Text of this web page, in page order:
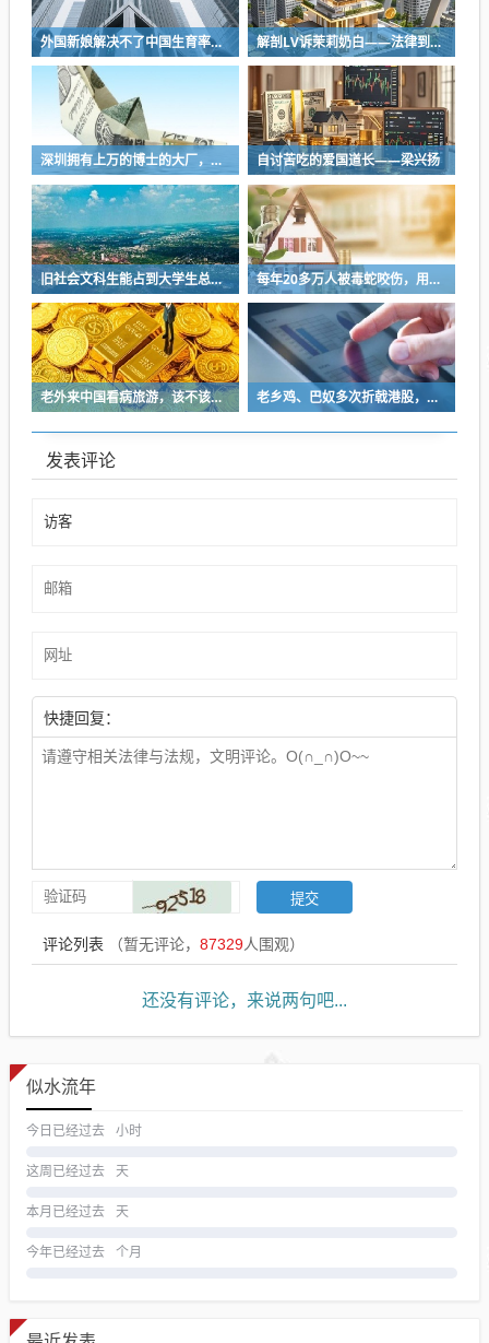
外国新娘解决不了中国生育率的问题 解剖LV诉茉莉奶白——法律到底是什么？
深圳拥有上万的博士的大厂，最经典的表演就是，凌晨两三点给领导自动发邮件 自讨苦吃的爱国道长——梁兴扬
旧社会文科生能占到大学生总数的46％，理工科却不到17％ 每年20多万人被毒蛇咬伤，用上救命血清的不到两成，基层医生“不敢打”
老外来中国看病旅游，该不该大力欢迎？ 老乡鸡、巴奴多次折戟港股，餐饮上市变难了吗？
发表评论
快捷回复：
评论列表 （暂无评论， 87329人围观）
还没有评论，来说两句吧...
似水流年
今日已经过去 小时
这周已经过去 天
本月已经过去 天
今年已经过去 个月